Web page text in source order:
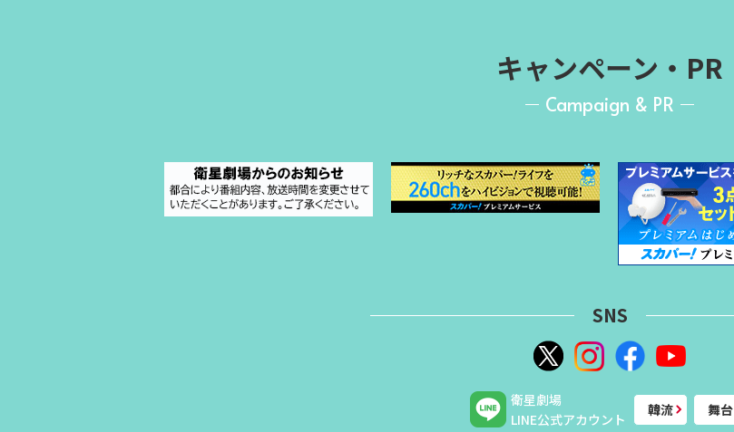
キャンペーン・PR
Campaign & PR
SNS
衛星劇場
LINE公式アカウント
韓流 舞台